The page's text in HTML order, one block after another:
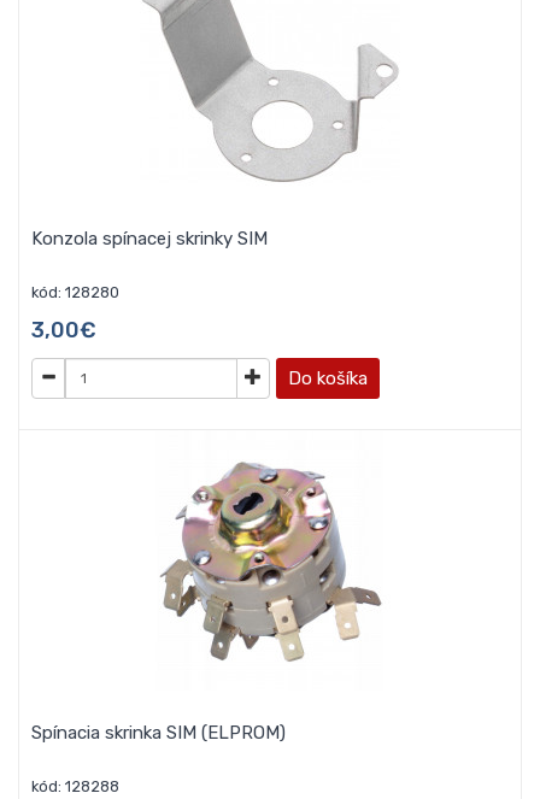
Konzola spínacej skrinky SIM
kód: 128280
3,00€
Do košíka
Spínacia skrinka SIM (ELPROM)
kód: 128288